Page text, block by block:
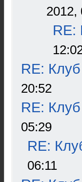
2012,
RE:
RE:
20:52
RE:
05:29
RE:
06:11